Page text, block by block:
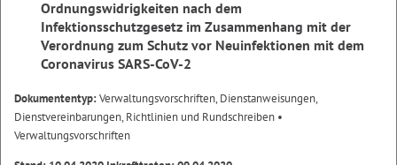
Ordnungswidrigkeiten nach dem
Infektionsschutzgesetz im Zusammenhang mit der
Verordnung zum Schutz vor Neuinfektionen mit dem
Coronavirus SARS-CoV-2
Dokumententyp:Verwaltungsvorschriften, Dienstanweisungen,
Dienstvereinbarungen, Richtlinien und Rundschreiben •
Verwaltungsvorschriften